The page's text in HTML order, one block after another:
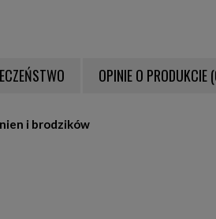
EWENTUALNYCH KOSZTÓW
OPINIE O PRODUKCIE
i brodzików